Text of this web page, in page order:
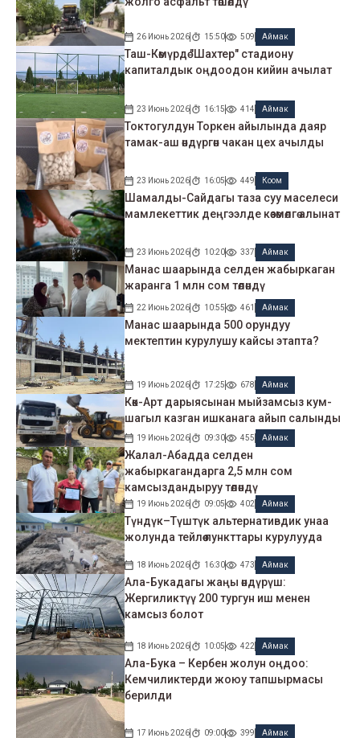
26 Июнь 2026 15:50 509 Аймак
Таш-Көмүрдө "Шахтер" стадиону
капиталдык оңдоодон кийин ачылат
23 Июнь 2026 16:15 414 Аймак
Токтогулдун Торкен айылында даяр
тамак-аш өндүргөн чакан цех ачылды
23 Июнь 2026 16:05 449 Коом
Шамалды-Сайдагы таза суу маселеси
мамлекеттик деңгээлде көзөмөлгө алынат
23 Июнь 2026 10:20 337 Аймак
Манас шаарында селден жабыркаган
жаранга 1 млн сом төлөндү
22 Июнь 2026 10:55 461 Аймак
Манас шаарында 500 орундуу
мектептин курулушу кайсы этапта?
19 Июнь 2026 17:25 678 Аймак
Көк-Арт дарыясынан мыйзамсыз кум-
шагыл казган ишканага айып салынды
19 Июнь 2026 09:30 455 Аймак
Жалал-Абадда селден
жабыркагандарга 2,5 млн сом
камсыздандыруу төлөндү
19 Июнь 2026 09:05 402 Аймак
Түндүк–Түштүк альтернативдик унаа
жолунда тейлөө пункттары курулууда
18 Июнь 2026 16:30 473 Аймак
Ала-Букадагы жаңы өндүрүш:
Жергиликтүү 200 тургун иш менен
камсыз болот
18 Июнь 2026 10:05 422 Аймак
Ала-Бука – Кербен жолун оңдоо:
Кемчиликтерди жоюу тапшырмасы
берилди
17 Июнь 2026 09:00 399 Аймак